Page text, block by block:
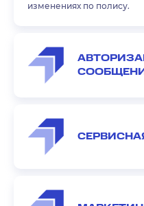
изменениях по полису.